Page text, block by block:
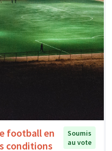
football en
conditions
Soumis
au vote